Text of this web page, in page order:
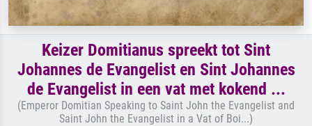
Keizer Domitianus spreekt tot Sint
Johannes de Evangelist en Sint Johannes
de Evangelist in een vat met kokend ...
(Emperor Domitian Speaking to Saint John the Evangelist and
Saint John the Evangelist in a Vat of Boi...)